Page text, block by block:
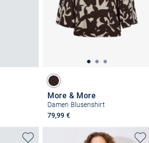
More & More
Damen Blusenshirt
79,99 €